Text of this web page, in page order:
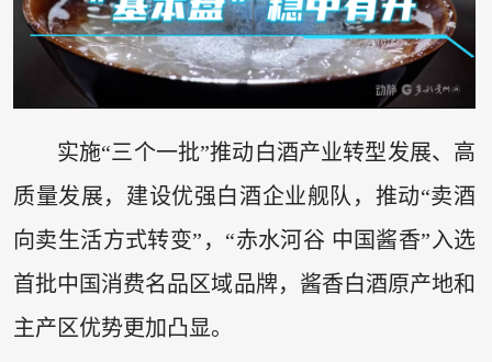
实施“三个一批”推动白酒产业转型发展、高
质量发展，建设优强白酒企业舰队，推动“卖酒
向卖生活方式转变”，“赤水河谷 中国酱香”入选
首批中国消费名品区域品牌，酱香白酒原产地和
主产区优势更加凸显。